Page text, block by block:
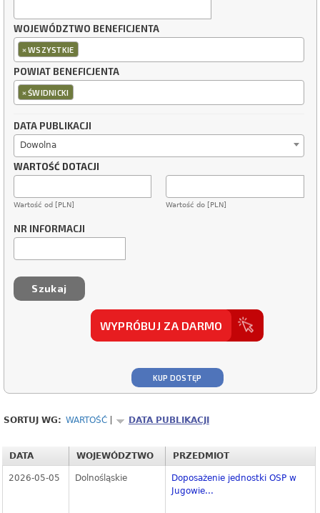
WOJEWÓDZTWO BENEFICJENTA
×WSZYSTKIE
POWIAT BENEFICJENTA
×ŚWIDNICKI
DATA PUBLIKACJI
Dowolna
WARTOŚĆ DOTACJI
Wartość od [PLN] Wartość do [PLN]
NR INFORMACJI
WYPRÓBUJ ZA DARMO
KUP DOSTĘP
SORTUJ WG: WARTOŚĆ DATA PUBLIKACJI
DATA WOJEWÓDZTWO PRZEDMIOT
2026-05-05 Dolnośląskie
Doposażenie jednostki OSP w
Jugowie...